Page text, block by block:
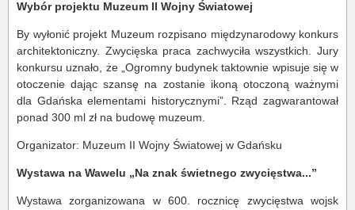
Wybór projektu Muzeum II Wojny Światowej
By wyłonić projekt Muzeum rozpisano międzynarodowy konkurs
architektoniczny. Zwycięska praca zachwyciła wszystkich. Jury
konkursu uznało, że „Ogromny budynek taktownie wpisuje się w
otoczenie dając szansę na zostanie ikoną otoczoną ważnymi
dla Gdańska elementami historycznymi”. Rząd zagwarantował
ponad 300 ml zł na budowę muzeum.
Organizator: Muzeum II Wojny Światowej w Gdańsku
Wystawa na Wawelu „Na znak świetnego zwycięstwa...”
Wystawa zorganizowana w 600. rocznicę zwycięstwa wojsk